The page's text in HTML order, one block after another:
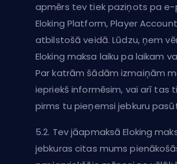
apmērs tev tiek paziņots pa
Eloking Platform, Player
atbilstošā veidā. Lūdzu, ņem
Eloking maksa laiku pa laikam
Par katrām šādām izmaiņām
iepriekš informēsim, vai arī tas
pirms tu pieņemsi jebkuru
5.2. Tev jāapmaksā Eloking
jebkuras citas mums